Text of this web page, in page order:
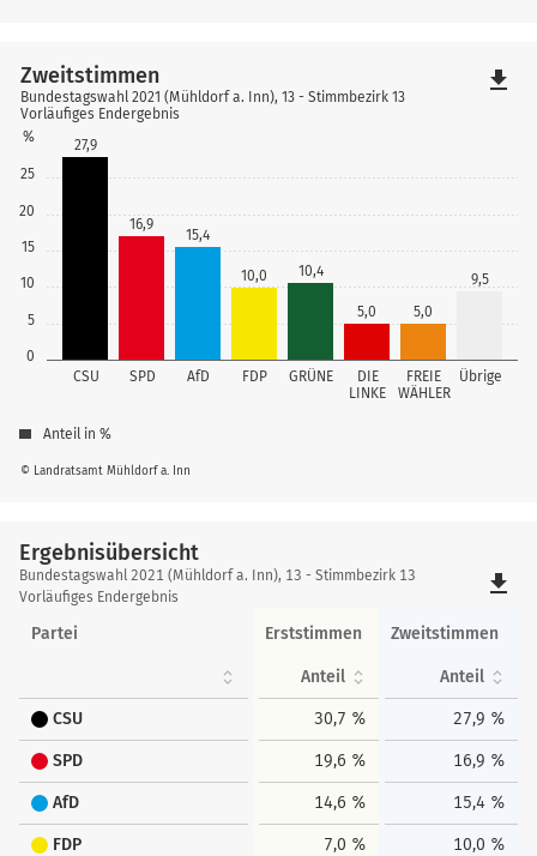
0
5
10
15
20
25
%
CSU SPD AfD FDP GRÜNE
DIE
LINKE
FREIE
WÄHLER
Übrige
27,9
16,9
15,4
10,0 10,4
5,0 5,0
9,5
© Landratsamt Mühldorf a. Inn
Zweitstimmen
Bundestagswahl 2021 (Mühldorf a. Inn), 13 - Stimmbezirk 13
Vorläufiges Endergebnis
Anteil in %
file_download
Ergebnisübersicht
Ergebnisübersicht
Bundestagswahl 2021 (Mühldorf a. Inn), 13 - Stimmbezirk 13
Vorläufiges Endergebnis
file_download
Partei Erststimmen Zweitstimmen
Anteil Anteil
CSU 30,7 % 27,9 %
SPD 19,6 % 16,9 %
AfD 14,6 % 15,4 %
FDP 7,0 % 10,0 %